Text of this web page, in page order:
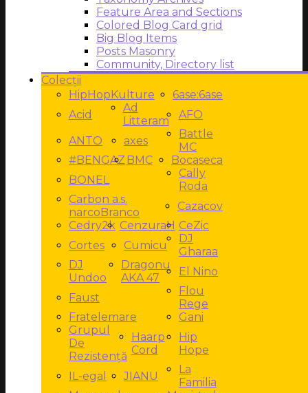
Feature Area and Sections
Colored Blog Card grid
Big Blog Items
Posts Masonry
Community, Directory list
Colecții
HipHopKulture
6ase:6ase
Acid
Ad
Litteram
AFO
ANTO
axes
Battle
MC
#BENGAZ BMC
Bocaseca
BONEL
Cally
Roda
Carbon a.s.
narcoBranco
Cazacov
Cedry2k CenzuraH CeZic
Cortes
Cumicu
DJ
Gharaa
DJ
Undoo
Dragonu
AKA 47
El Nino
Faust
Flou
Rege
Fratelemare
Gani
Grupul
De
Rezistență
Haarp
Cord
Hip
Hope
IL-egal
JIANU
La
Familia